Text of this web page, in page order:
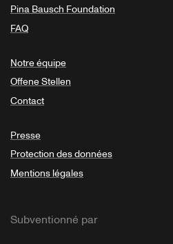
Pina Bausch Foundation
FAQ
Notre équipe
Offene Stellen
Contact
Presse
Protection des données
Mentions légales
Subventionné par